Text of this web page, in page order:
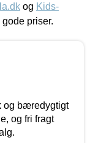
og Kids-
priser.
og bæredygtigt
og fri fragt